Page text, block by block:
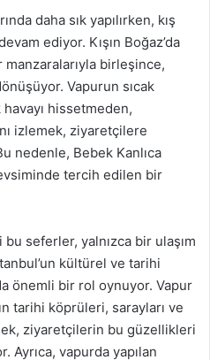
daha sık yapılırken, kış
ediyor. Kışın Boğaz’da
birleşince,
Vapurun sıcak
havayı hissetmeden,
izlemek, ziyaretçilere
nedenle, Bebek Kanlıca
tercih edilen bir
bu seferler, yalnızca bir ulaşım
kültürel ve tarihi
önemli bir rol oynuyor. Vapur
tarihi köprüleri, sarayları ve
ziyaretçilerin bu güzellikleri
Ayrıca, vapurda yapılan